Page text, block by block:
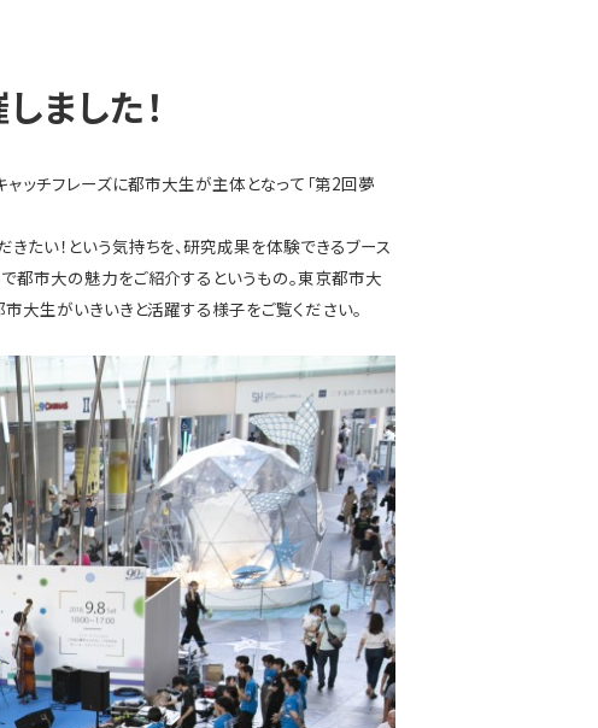
ました！
ッチフレーズに都市大生が主体となって「第2回夢
たい！という気持ちを、研究成果を体験できるブース
都市大の魅力をご紹介するというもの。東京都市大
大生がいきいきと活躍する様子をご覧ください。